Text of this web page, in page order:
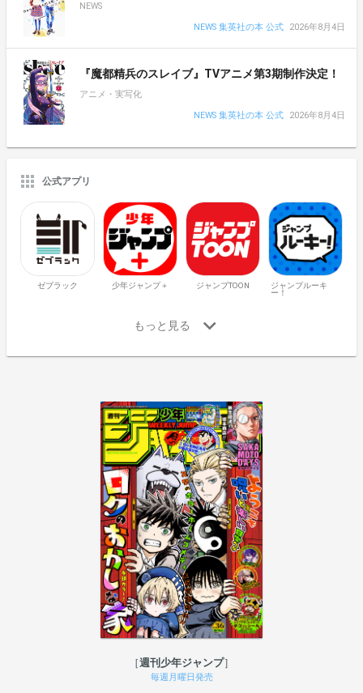
NEWS
NEWS 集英社の本 公式
2026年8月4日
『魔都精兵のスレイブ』TVアニメ第3期制作決定！
アニメ・実写化
NEWS 集英社の本 公式
2026年8月4日
公式アプリ
ゼブラック 少年ジャンプ＋ ジャンプTOON
ジャンプルーキ
ー！
週刊少年ジャンプ
毎週月曜日発売